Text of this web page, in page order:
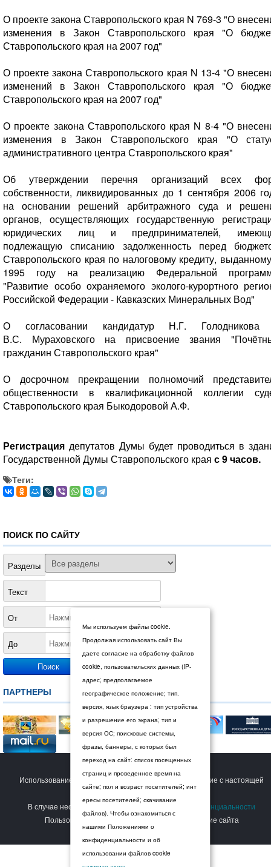
О проекте закона Ставропольского края N 769-3 "О
изменения в Закон Ставропольского края "О
Ставропольского края на 2007 год"
О проекте закона Ставропольского края N 13-4 "О
изменений в Закон Ставропольского края "О
Ставропольского края на 2007 год"
О проекте закона Ставропольского края N 8-4 "О
изменения в Закон Ставропольского края "О
административного центра Ставропольского края"
Об утверждении перечня организаций всех
собственности, ликвидированных до 1 сентября 2006
на основании решений арбитражного суда и
органов, осуществляющих государственную
юридических лиц и предпринимателей,
подлежащую списанию задолженность перед
Ставропольского края по налоговому кредиту,
1995 году на реализацию Федеральной
"Развитие особо охраняемого эколого-курортного
Российской Федерации - Кавказских Минеральных Вод"
О согласовании кандидатур Н.Г.
В.С.
Мураховского на присвоение звания
гражданин Ставропольского края"
О досрочном прекращении полномочий
общественности в квалификационной коллегии
Ставропольского края Быкодоровой А.Ф.
Регистрация депутатов Думы будет проводиться в
Государственной Думы Ставропольского края с 9 часов.
Теги:
ПОИСК ПО САЙТУ
Разделы
Текст
От
До
ПАРТНЕРЫ
© 2026 Дума Ставропольского края.
Использование сайта Пользователем означает согласие с настоящей
Политикой конфиденциальности
В случае несогласия с условиями
Политики конфиденциальности
Пользователь должен прекратить использование сайта
Мы используем файлы cookie.
Продолжая использовать сайт Вы
даете согласие на обработку файлов
cookie, пользовательских данных (IP-
адрес; предполагаемое
географическое положение; тип.
версия, язык браузера : тип устройства
и разрешение его экрана; тип и
версия ОС; поисковые системы,
фразы, баннеры, с которых был
переход на сайт: список посещенных
страниц и проведенное время на
сайте; пол и возраст посетителей; инт
ересы посетителей; скачивание
файлов). Чтобы ознакомиться с
нашими Положениями о
конфиденциальности и об
использовании файлов cookie